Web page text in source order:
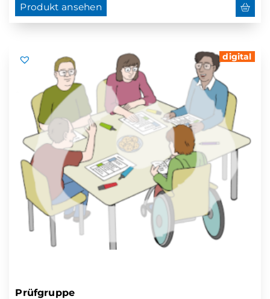
Produkt ansehen
digital
Prüfgruppe